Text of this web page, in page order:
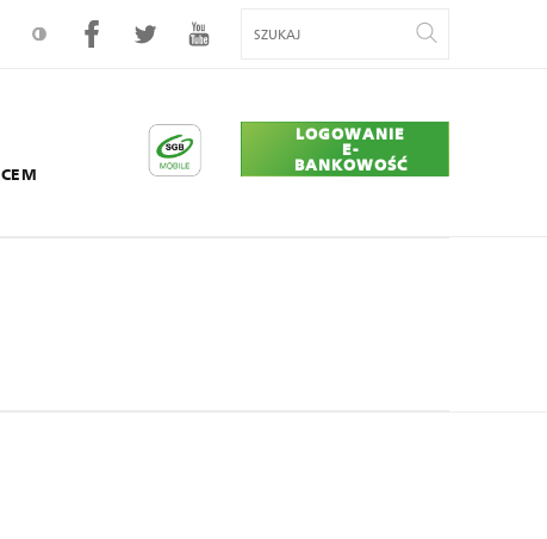
LOGOWANIE
E-
BANKOWOŚĆ